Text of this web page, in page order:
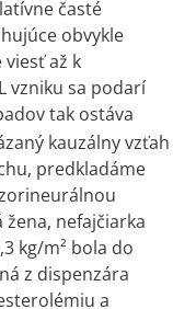
časté
obvykle
až k
vzniku sa podarí
tak ostáva
kauzálny vzťah
predkladáme
žena, nefajčiarka
kg/m² bola do
z dispenzára
a